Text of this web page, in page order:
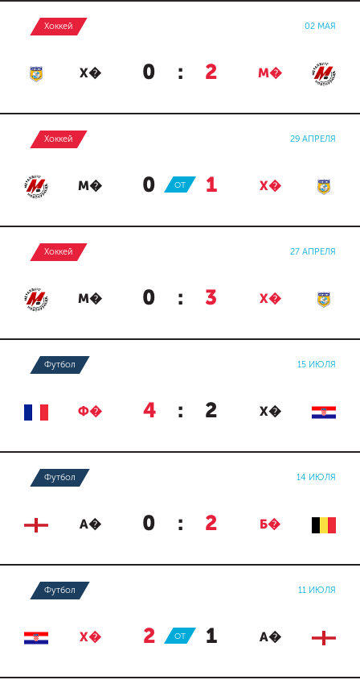
Хоккей 02 МАЯ
Х� 0 : 2 М�
Хоккей 29 АПРЕЛЯ
М� 0 : 1 Х�
ОТ
Хоккей 27 АПРЕЛЯ
М� 0 : 3 Х�
Футбол 15 ИЮЛЯ
Ф� 4 : 2 Х�
Футбол 14 ИЮЛЯ
А� 0 : 2 Б�
Футбол 11 ИЮЛЯ
Х� 2 : 1 А�
ОТ